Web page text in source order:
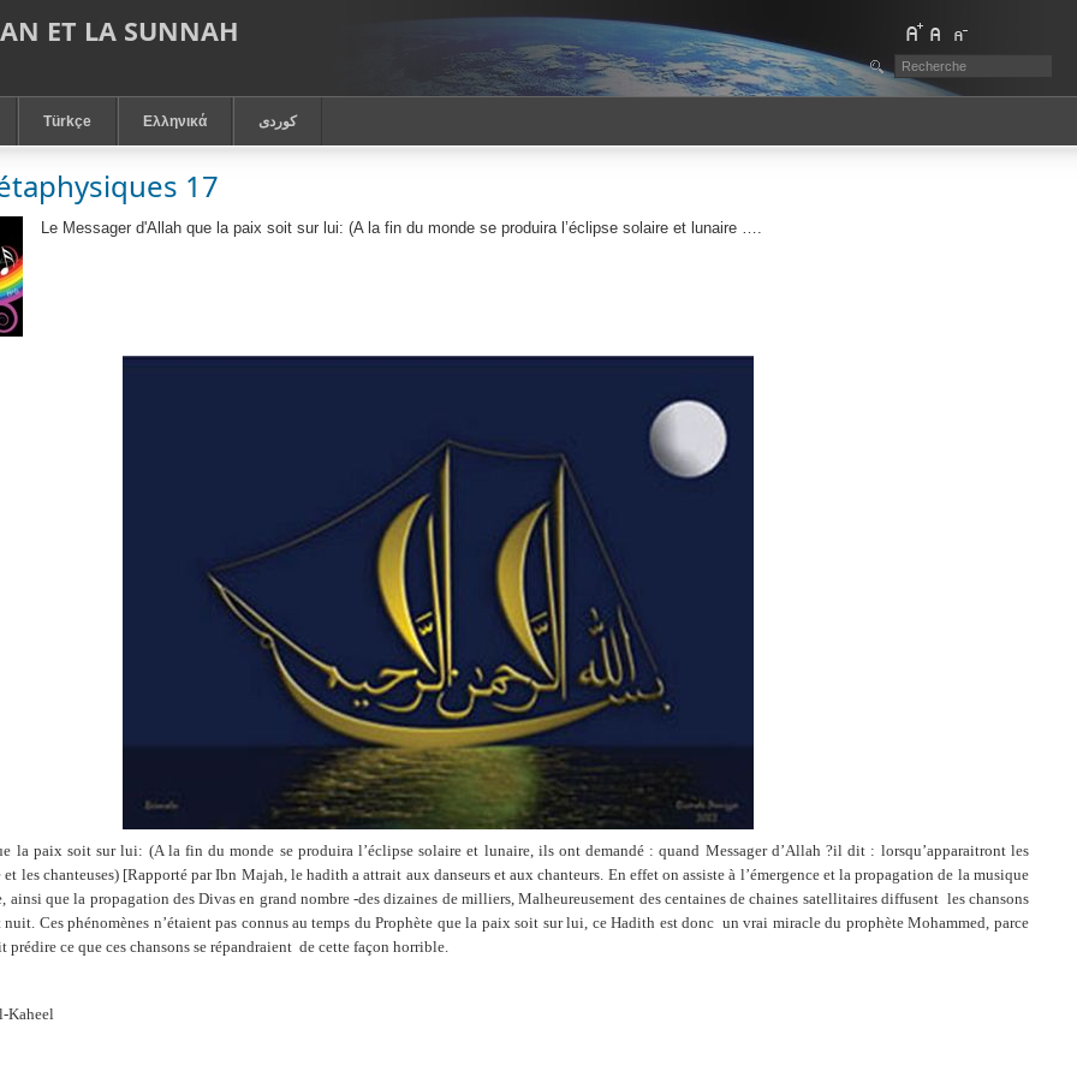
ET LA SUNNAH
Türkçe Ελληνικά كوردى
17
Le Messager d'Allah que la paix soit sur lui: (A la fin du monde se produira l’éclipse solaire et lunaire ….
la paix soit sur lui: (A la fin du monde se produira l’éclipse solaire et lunaire, ils ont demandé : quand Messager d’Allah ?il dit : lorsqu’apparaitront les
les chanteuses) [Rapporté par Ibn Majah, le hadith a attrait aux danseurs et aux chanteurs. En effet on assiste à l’émergence et la propagation de la musique
ainsi que la propagation des Divas en grand nombre -des dizaines de milliers, Malheureusement des centaines de chaines satellitaires diffusent les chansons
nuit. Ces phénomènes n’étaient pas connus au temps du Prophète que la paix soit sur lui, ce Hadith est donc un vrai miracle du prophète Mohammed, parce
prédire ce que ces chansons se répandraient de cette façon horrible.
Kaheel